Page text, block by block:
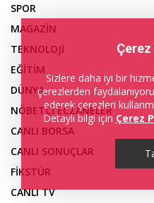
SPOR
MAGAZİN
TEKNOLOJİ
EĞİTİM
DÜNYA
NÖBETÇİ ECZANELER
CANLI BORSA
CANLI SONUÇLAR
FİKSTÜR
CANLI TV
Çerez
Sizlere daha iyi bir
çerezlerden
ederek çerezleri
Detaylı bilgi için Çerez